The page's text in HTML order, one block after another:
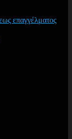
επαγγέλματος